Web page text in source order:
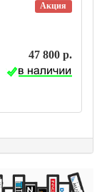
Акция
47 800 р.